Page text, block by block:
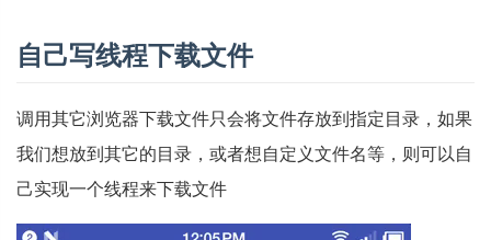
自己写线程下载文件
调用其它浏览器下载文件只会将文件存放到指定目录，如果
我们想放到其它的目录，或者想自定义文件名等，则可以自
己实现一个线程来下载文件